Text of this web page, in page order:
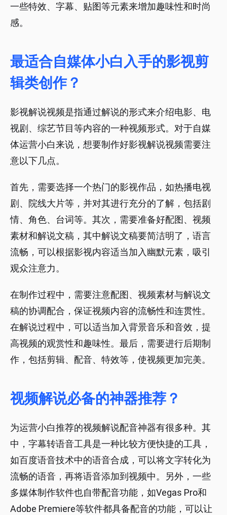
一些特效、字幕、贴图等元素来增加趣味性和时尚
感。
最适合自媒体小白入手的影视剪
辑类创作？
影视解说视频是指通过解说的形式来介绍电影、电
视剧、综艺节目等内容的一种视频形式。对于自媒
体运营小白来说，想要制作好影视解说视频需要注
意以下几点。
首先，需要选择一个热门的影视作品，如热播电视
剧、院线大片等，并对其进行充分的了解，包括剧
情、角色、台词等。其次，需要准备好配图、视频
素材和解说文稿，其中解说文稿要简洁明了，语言
流畅，可以根据影视内容适当加入幽默元素，吸引
观众注意力。
在制作过程中，需要注意配图、视频素材与解说文
稿的协调配合，保证视频内容的流畅性和连贯性。
在解说过程中，可以适当加入背景音乐和音效，提
高视频的观赏性和趣味性。最后，需要进行后期制
作，包括剪辑、配音、特效等，使视频更加完美。
视频解说必备的神器推荐？
为运营小白推荐的视频解说配音神器有很多种。其
中，字幕转语音工具是一种比较方便快捷的工具，
如百度语音技术中的语音合成，可以将文字转化为
流畅的语音，再将语音添加到视频中。另外，一些
多媒体制作软件也自带配音功能，如Vegas Pro和
Adobe Premiere等软件都具备配音的功能，可以让